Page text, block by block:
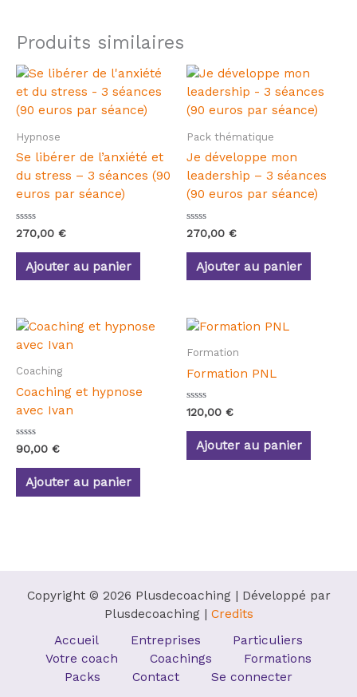
Produits similaires
Hypnose
Se libérer de l’anxiété et
du stress – 3 séances (90
euros par séance)
Note
sur
270,00 €
Ajouter au panier
Pack thématique
Je développe mon
leadership – 3 séances
(90 euros par séance)
Note
sur
270,00 €
Ajouter au panier
Coaching
Coaching et hypnose
avec Ivan
Note
sur
90,00 €
Ajouter au panier
Formation
Formation PNL
Note
sur
120,00 €
Ajouter au panier
Copyright © 2026 Plusdecoaching | Développé par
Plusdecoaching | Credits
Accueil
Entreprises
Particuliers
Votre coach
Coachings
Formations
Packs
Contact Se connecter